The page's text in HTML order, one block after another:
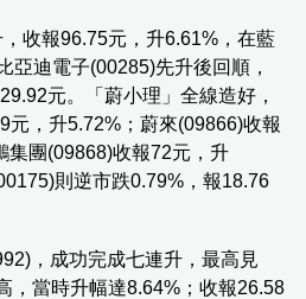
收報96.75元，升6.61%，在藍
亞迪電子(00285)先升後回順，
元。「蔚小理」全線造好，
元，升5.72%；蔚來(09866)收報
集團(09868)收報72元，升
則逆市跌0.79%，報18.76
，成功完成七連升，最高見
，當時升幅達8.64%；收報26.58